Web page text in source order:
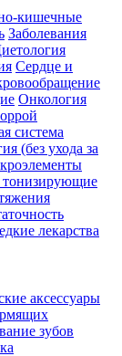
кишечные
Заболевания
Сердце и
Онкология
система
(без ухода за
лекарства
аксессуары
зубов